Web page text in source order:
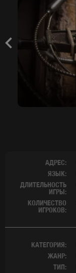
Previous
АДРЕС:
ЯЗЫК:
ДЛИТЕЛЬНОСТЬ
ИГРЫ:
КОЛИЧЕСТВО
ИГРОКОВ:
КАТЕГОРИЯ:
ЖАНР:
ТИП: